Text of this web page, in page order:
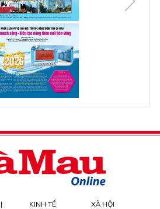
KINH TẾ XÃ HỘI